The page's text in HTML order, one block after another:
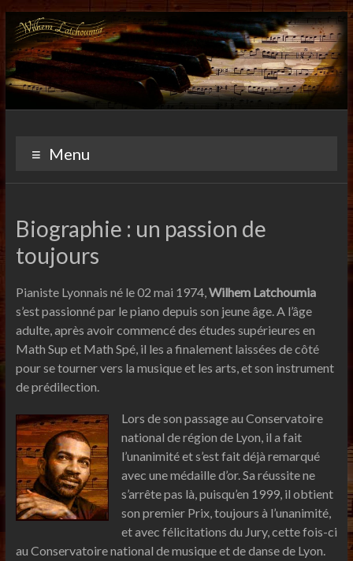
Skip
to
content
wilhemlatchoumia.com
Menu
Biographie : un passion de
toujours
Pianiste Lyonnais né le 02 mai 1974,Wilhem Latchoumia
s’est passionné par le piano depuis son jeune âge. A l’âge
adulte, après avoir commencé des études supérieures en
Math Sup et Math Spé, il les a finalement laissées de côté
pour se tourner vers la musique et les arts, et son instrument
de prédilection.
Lors de son passage au Conservatoire
national de région de Lyon, il a fait
l’unanimité et s’est fait déjà remarqué
avec une médaille d’or. Sa réussite ne
s’arrête pas là, puisqu’en 1999, il obtient
son premier Prix, toujours à l’unanimité,
et avec félicitations du Jury, cette fois-ci
au Conservatoire national de musique et de danse de Lyon.